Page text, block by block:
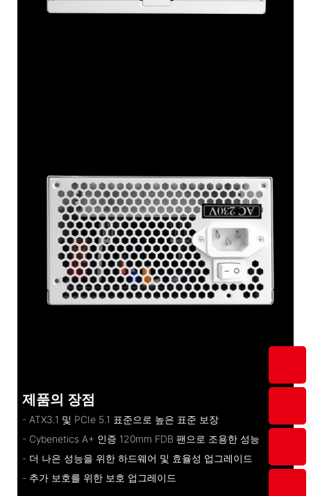
제품의 장점
- ATX3.1 및 PCIe 5.1 표준으로 높은 표준 보장
- Cybenetics A+ 인증 120mm FDB 팬으로 조용한 성능
- 더 나은 성능을 위한 하드웨어 및 효율성 업그레이드
- 추가 보호를 위한 보호 업그레이드